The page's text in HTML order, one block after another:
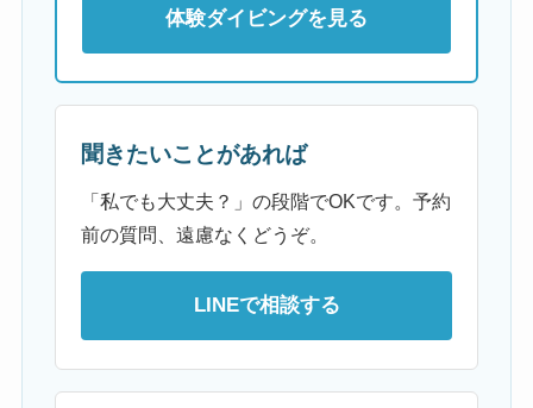
体験ダイビングを見る
聞きたいことがあれば
「私でも大丈夫？」の段階でOKです。予約
前の質問、遠慮なくどうぞ。
LINEで相談する